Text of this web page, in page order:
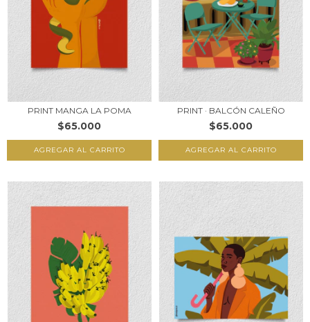
PRINT MANGA LA POMA
$65.000
AGREGAR AL CARRITO
PRINT · BALCÓN CALEÑO
$65.000
AGREGAR AL CARRITO